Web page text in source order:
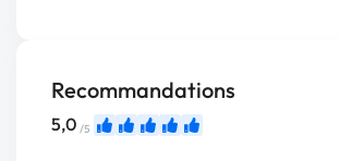
Recommandations
5,0 /5